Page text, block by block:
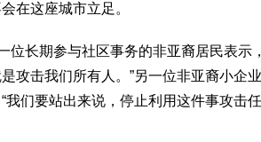
在这座城市立足。
位长期参与社区事务的非亚裔居民表示
攻击我们所有人。”另一位非亚裔小企
们要站出来说，停止利用这件事攻击